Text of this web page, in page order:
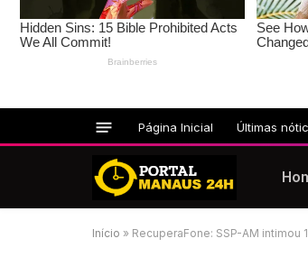
Página Inicial Últimas
Início » RecuperaFone: SSP-AM